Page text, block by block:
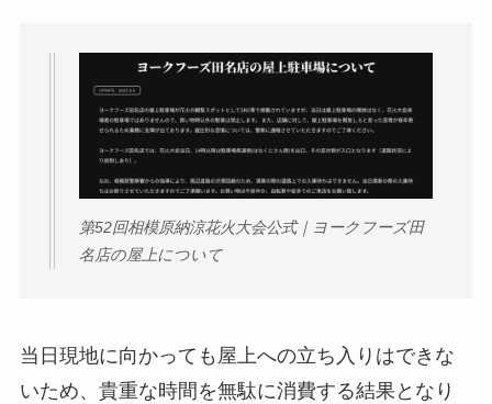
第52回相模原納涼花火大会公式｜ヨークフーズ田
名店の屋上について
当日現地に向かっても屋上への立ち入りはできな
いため、貴重な時間を無駄に消費する結果となり